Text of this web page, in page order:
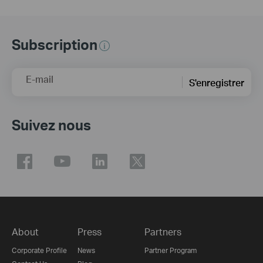
Subscription
E-mail S'enregistrer
Suivez nous
About
Corporate Profile
Press
News
Partners
Partner Program